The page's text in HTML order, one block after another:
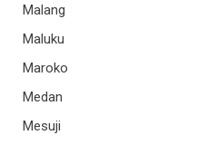
Malang
Maluku
Maroko
Medan
Mesuji